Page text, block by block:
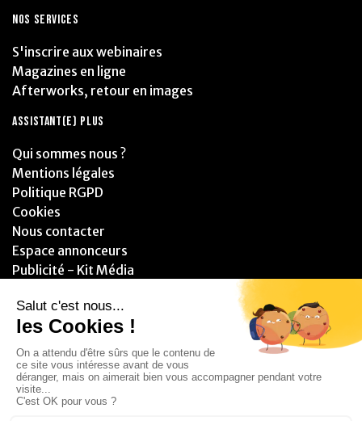
NOS SERVICES
S'inscrire aux webinaires
Magazines en ligne
Afterworks, retour en images
ASSISTANT(E) PLUS
Qui sommes nous ?
Mentions légales
Politique RGPD
Cookies
Nous contacter
Espace annonceurs
Publicité - Kit Média
PARTENAIRES